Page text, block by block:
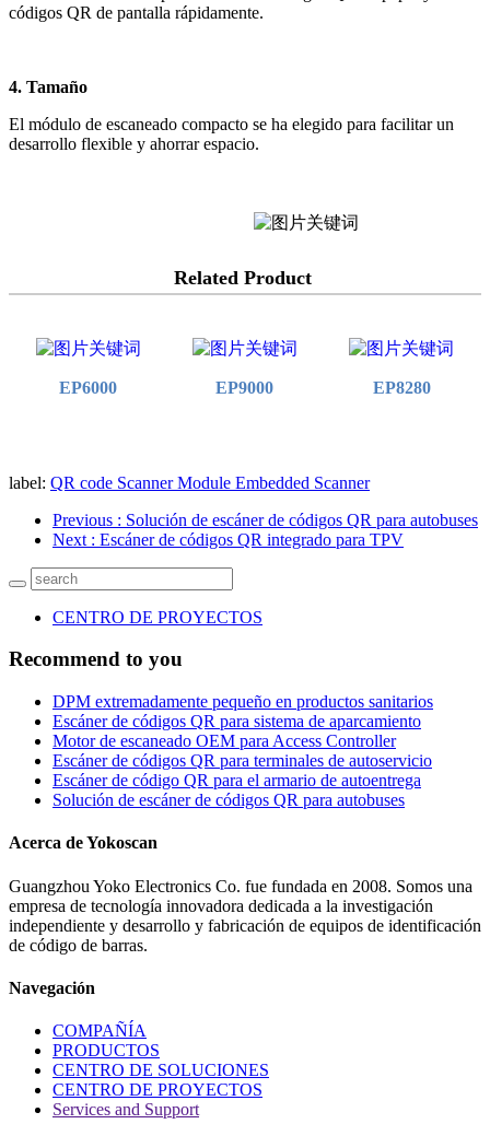
códigos QR de pantalla rápidamente.
4. Tamaño
El módulo de escaneado compacto se ha elegido para facilitar un
desarrollo flexible y ahorrar espacio.
Related Product
EP6000 EP9000 EP8280
label: QR code Scanner Module Embedded Scanner
Previous : Solución de escáner de códigos QR para autobuses
Next : Escáner de códigos QR integrado para TPV
CENTRO DE PROYECTOS
Recommend to you
DPM extremadamente pequeño en productos sanitarios
Escáner de códigos QR para sistema de aparcamiento
Motor de escaneado OEM para Access Controller
Escáner de códigos QR para terminales de autoservicio
Escáner de código QR para el armario de autoentrega
Solución de escáner de códigos QR para autobuses
Acerca de Yokoscan
Guangzhou Yoko Electronics Co. fue fundada en 2008. Somos una
empresa de tecnología innovadora dedicada a la investigación
independiente y desarrollo y fabricación de equipos de identificación
de código de barras.
Navegación
COMPAÑÍA
PRODUCTOS
CENTRO DE SOLUCIONES
CENTRO DE PROYECTOS
Services and Support